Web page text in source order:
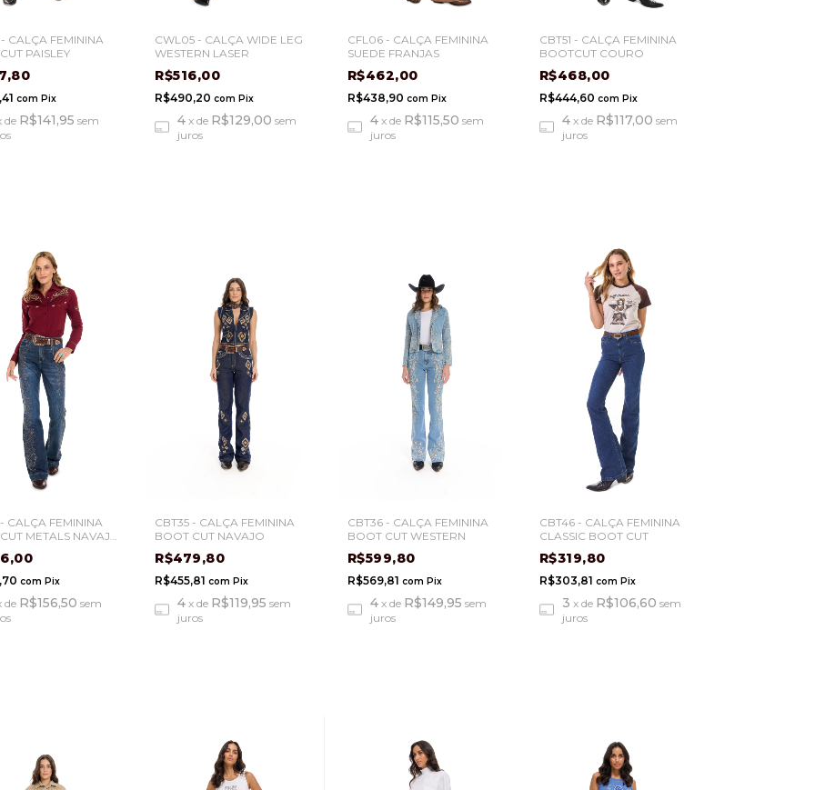
CALÇA FEMININA
PAISLEY
com Pix
de R$141,95 sem
CWL05 - CALÇA WIDE LEG
WESTERN LASER
R$516,00
R$490,20com Pix
4 xde R$129,00 sem
juros
CFL06 - CALÇA FEMININA
SUEDE FRANJAS
R$462,00
R$438,90 com Pix
4 x de R$115,50 sem
juros
CBT51 - CALÇA FEMININA
BOOTCUT COURO
R$468,00
R$444,60 com Pix
4 x de R$117,00 sem
juros
CALÇA FEMININA
METALS NAVAJO
com Pix
de R$156,50 sem
CBT35 - CALÇA FEMININA
BOOT CUT NAVAJO
R$479,80
R$455,81com Pix
4 xde R$119,95 sem
juros
CBT36 - CALÇA FEMININA
BOOT CUT WESTERN
R$599,80
R$569,81 com Pix
4 x de R$149,95 sem
juros
CBT46 - CALÇA FEMININA
CLASSIC BOOT CUT
R$319,80
R$303,81 com Pix
3 x de R$106,60 sem
juros